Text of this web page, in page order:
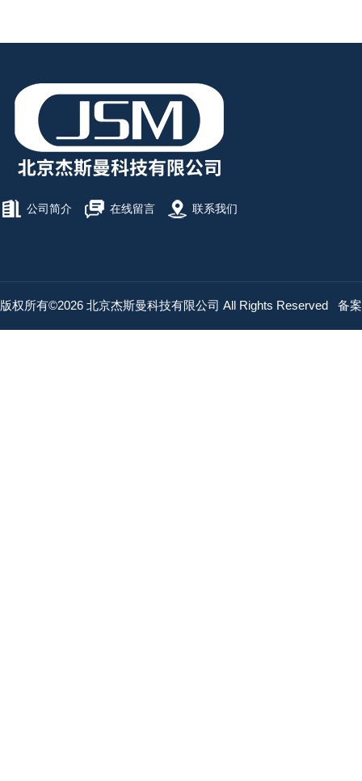
公司简介 在线留言 联系我们
版权所有©2026 北京杰斯曼科技有限公司 All Rights Reserved 备